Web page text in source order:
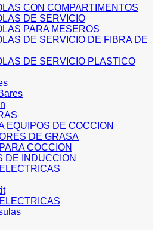
CON COMPARTIMENTOS
DE SERVICIO
PARA MESEROS
DE SERVICIO DE FIBRA DE
DE SERVICIO PLASTICO
EQUIPOS DE COCCION
DE GRASA
COCCION
DE INDUCCION